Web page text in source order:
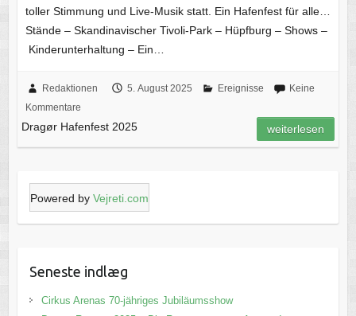
toller Stimmung und Live-Musik statt. Ein Hafenfest für alle…
Stände – Skandinavischer Tivoli-Park – Hüpfburg – Shows –
Kinderunterhaltung – Ein…
Redaktionen 5. August 2025 Ereignisse
Keine
Kommentare
Dragør Hafenfest 2025 weiterlesen
Powered by Vejreti.com
Seneste indlæg
Cirkus Arenas 70-jähriges Jubiläumsshow